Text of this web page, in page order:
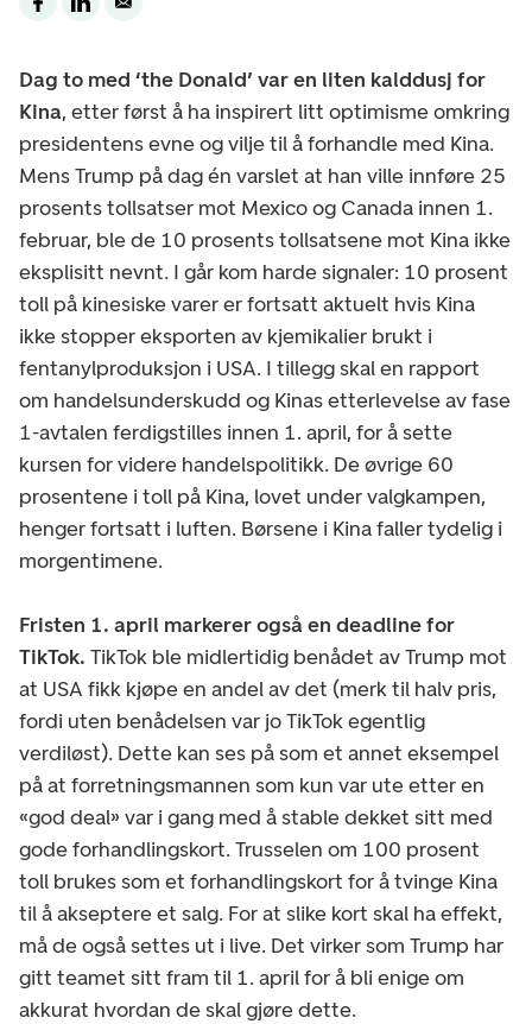
Dag to med ‘the Donald’ var en liten kalddusj for
Kina, etter først å ha inspirert litt optimisme omkring
presidentens evne og vilje til å forhandle med Kina.
Mens Trump på dag én varslet at han ville innføre 25
prosents tollsatser mot Mexico og Canada innen 1.
februar, ble de 10 prosents tollsatsene mot Kina ikke
eksplisitt nevnt. I går kom harde signaler: 10 prosent
toll på kinesiske varer er fortsatt aktuelt hvis Kina
ikke stopper eksporten av kjemikalier brukt i
fentanylproduksjon i USA. I tillegg skal en rapport
om handelsunderskudd og Kinas etterlevelse av fase
1-avtalen ferdigstilles innen 1. april, for å sette
kursen for videre handelspolitikk. De øvrige 60
prosentene i toll på Kina, lovet under valgkampen,
henger fortsatt i luften. Børsene i Kina faller tydelig i
morgentimene.
Fristen 1. april markerer også en deadline for
TikTok. TikTok ble midlertidig benådet av Trump mot
at USA fikk kjøpe en andel av det (merk til halv pris,
fordi uten benådelsen var jo TikTok egentlig
verdiløst). Dette kan ses på som et annet eksempel
på at forretningsmannen som kun var ute etter en
«god deal» var i gang med å stable dekket sitt med
gode forhandlingskort. Trusselen om 100 prosent
toll brukes som et forhandlingskort for å tvinge Kina
til å akseptere et salg. For at slike kort skal ha effekt,
må de også settes ut i live. Det virker som Trump har
gitt teamet sitt fram til 1. april for å bli enige om
akkurat hvordan de skal gjøre dette.